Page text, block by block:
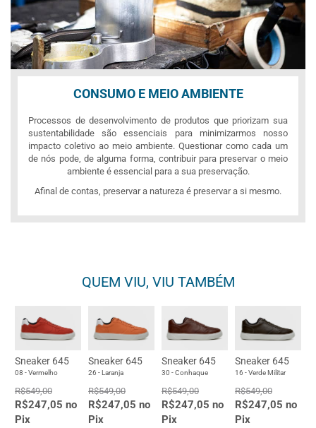
CONSUMO E MEIO AMBIENTE
Processos de desenvolvimento de produtos que priorizam sua
sustentabilidade são essenciais para minimizarmos nosso
impacto coletivo ao meio ambiente. Questionar como cada um
de nós pode, de alguma forma, contribuir para preservar o meio
ambiente é essencial para a sua preservação.
Afinal de contas, preservar a natureza é preservar a si mesmo.
QUEM VIU, VIU TAMBÉM
Sneaker 645
08 - Vermelho
R$549,00
R$247,05 no
Pix
Sneaker 645
26 - Laranja
R$549,00
R$247,05 no
Pix
Sneaker 645
30 - Conhaque
R$549,00
R$247,05 no
Pix
Sneaker 645
16 - Verde Militar
R$549,00
R$247,05 no
Pix